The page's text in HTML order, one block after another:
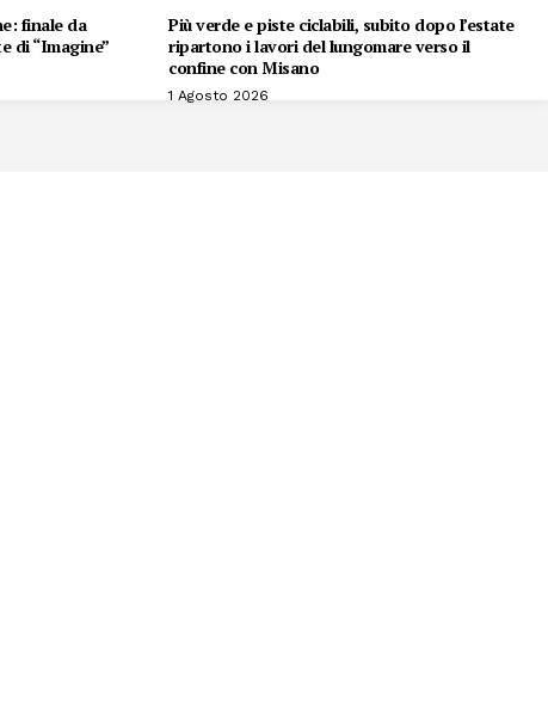
finale da
di “Imagine”
Più verde e piste ciclabili, subito dopo l’estate
ripartono i lavori del lungomare verso il
confine con Misano
1 Agosto 2026